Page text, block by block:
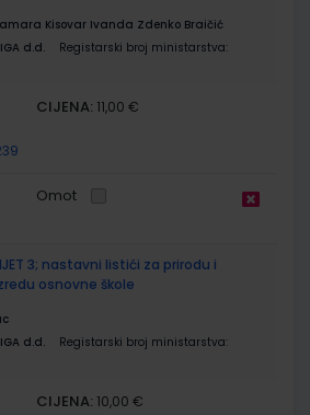
Kisovar Ivanda Zdenko Braičić
d.d.
Registarski broj ministarstva:
CIJENA: 11,00 €
Omot
3; nastavni listići za prirodu i
osnovne škole
d.d.
Registarski broj ministarstva:
CIJENA: 10,00 €